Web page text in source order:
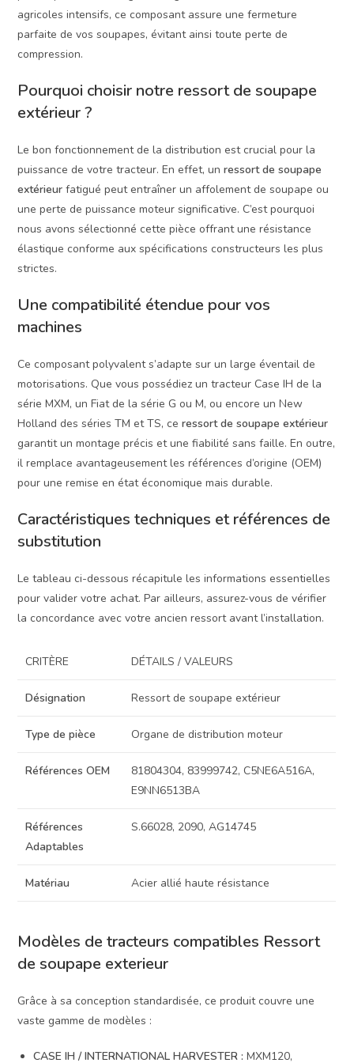
agricoles intensifs, ce composant assure une fermeture
parfaite de vos soupapes, évitant ainsi toute perte de
compression.
Pourquoi choisir notre ressort de soupape
extérieur ?
Le bon fonctionnement de la distribution est crucial pour la
puissance de votre tracteur. En effet, unressort de soupape
extérieur fatigué peut entraîner un affolement de soupape ou
une perte de puissance moteur significative. C’est pourquoi
nous avons sélectionné cette pièce offrant une résistance
élastique conforme aux spécifications constructeurs les plus
strictes.
Une compatibilité étendue pour vos
machines
Ce composant polyvalent s’adapte sur un large éventail de
motorisations. Que vous possédiez un tracteur Case IH de la
série MXM, un Fiat de la série G ou M, ou encore un New
Holland des séries TM et TS, ceressort de soupape extérieur
garantit un montage précis et une fiabilité sans faille. En outre,
il remplace avantageusement les références d’origine (OEM)
pour une remise en état économique mais durable.
Caractéristiques techniques et références de
substitution
Le tableau ci-dessous récapitule les informations essentielles
pour valider votre achat. Par ailleurs, assurez-vous de vérifier
la concordance avec votre ancien ressort avant l’installation.
CRITÈRE DÉTAILS / VALEURS
Désignation Ressort de soupape extérieur
Type de pièce Organe de distribution moteur
Références OEM
81804304, 83999742, C5NE6A516A,
E9NN6513BA
Références
Adaptables
S.66028, 2090, AG14745
Matériau Acier allié haute résistance
Modèles de tracteurs compatibles Ressort
de soupape exterieur
Grâce à sa conception standardisée, ce produit couvre une
vaste gamme de modèles :
CASE IH / INTERNATIONAL HARVESTER : MXM120,